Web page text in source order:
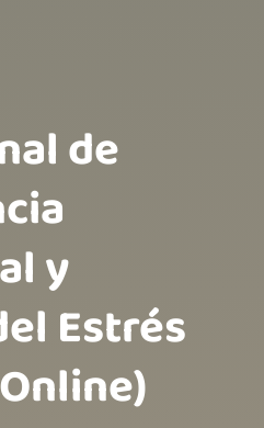
de
y
Estrés